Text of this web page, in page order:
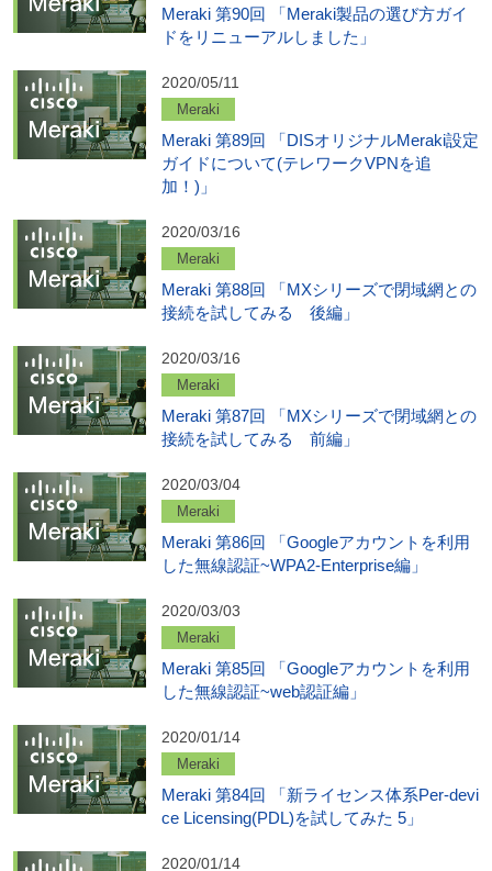
Meraki 第90回 「Meraki製品の選び方ガイ
ドをリニューアルしました」
2020/05/11
Meraki
Meraki 第89回 「DISオリジナルMeraki設定
ガイドについて(テレワークVPNを追
加！)」
2020/03/16
Meraki
Meraki 第88回 「MXシリーズで閉域網との
接続を試してみる 後編」
2020/03/16
Meraki
Meraki 第87回 「MXシリーズで閉域網との
接続を試してみる 前編」
2020/03/04
Meraki
Meraki 第86回 「Googleアカウントを利用
した無線認証~WPA2-Enterprise編」
2020/03/03
Meraki
Meraki 第85回 「Googleアカウントを利用
した無線認証~web認証編」
2020/01/14
Meraki
Meraki 第84回 「新ライセンス体系Per-devi
ce Licensing(PDL)を試してみた 5」
2020/01/14